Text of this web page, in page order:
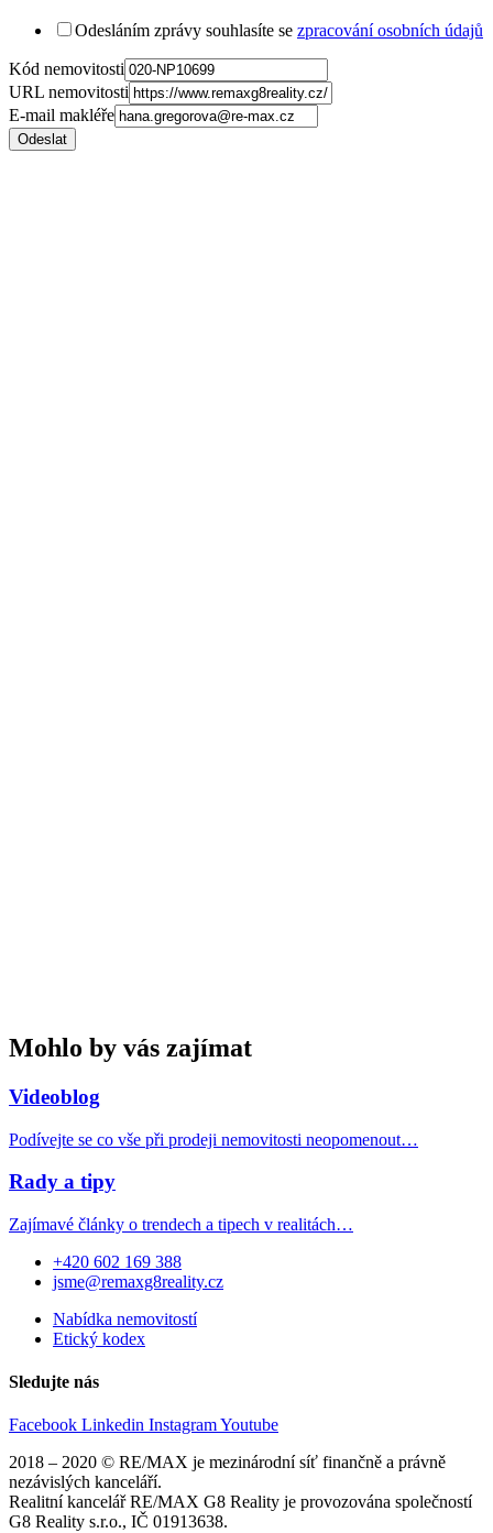
Odesláním zprávy souhlasíte se zpracování osobních údajů
Kód nemovitosti
URL nemovitosti
E-mail makléře
Odeslat
Mohlo by vás zajímat
Videoblog
Podívejte se co vše při prodeji nemovitosti neopomenout…
Rady a tipy
Zajímavé články o trendech a tipech v realitách…
+420 602 169 388
jsme@remaxg8reality.cz
Nabídka nemovitostí
Etický kodex
Sledujte nás
Facebook Linkedin InstagramYoutube
2018 – 2020 © RE/MAX je mezinárodní síť finančně a právně
nezávislých kanceláří.
Realitní kancelář RE/MAX G8 Reality je provozována společností
G8 Reality s.r.o., IČ 01913638.